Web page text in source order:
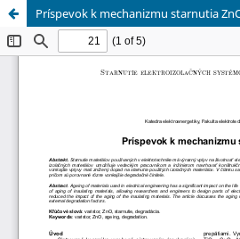
Príspevok k mechanizmu starnutia